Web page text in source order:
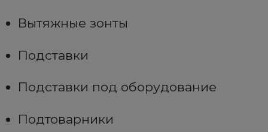
Вытяжные зонты
Подставки
Подставки под оборудование
Подтоварники